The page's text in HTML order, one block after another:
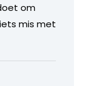
om
mis met